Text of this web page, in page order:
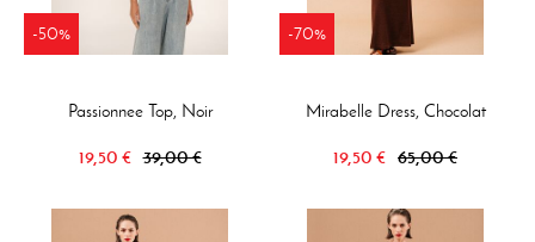
-50%
Passionnee Top, Noir
19,50 € 39,00 €
-70%
Mirabelle Dress, Chocolat
19,50 € 65,00 €